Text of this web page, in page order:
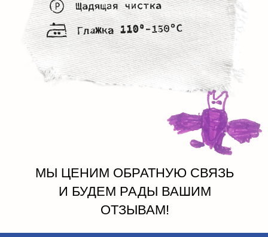
МЫ ЦЕНИМ ОБРАТНУЮ СВЯЗЬ
И БУДЕМ РАДЫ ВАШИМ
ОТЗЫВАМ!